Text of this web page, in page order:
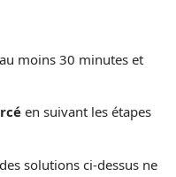
moins 30 minutes et
en suivant les étapes
solutions ci-dessus ne